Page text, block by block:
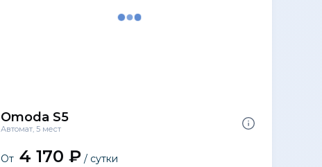
Omoda S5
Автомат, 5 мест
От 4 170 ₽ / сутки